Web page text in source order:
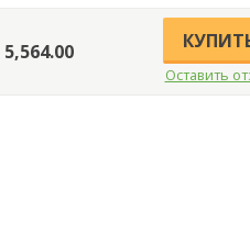
5,564.00
Оставить